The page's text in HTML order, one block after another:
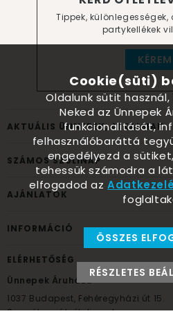
Tippek,
partykellékek
KÉREM
AKTUÁLIS ÜNNEPEK, ALKALMAK
SZÁMOS SZÜLINAP
AJÁNLATOK
INFORMÁCIÓ
ELÉRHETŐSÉG
Ünnepek Áruháza
1037 Budapest, Fehéregyházi út 15.
Személyes átvételi pont
Cookie(süti)
Oldalunk sütit
Neked az Ünnepek
funkcionalitását,
felhasználóbaráttá
engedélyezd a
tehessük számodra a
elfogadod az
ÖSSZES
RÉSZLETES